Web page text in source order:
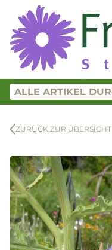
ZURÜCK ZUR ÜBERSICHT